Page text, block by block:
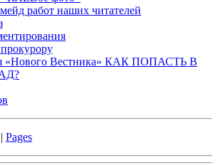
работ наших читателей
«Нового Вестника» КАК ПОПАСТЬ В
| Pages